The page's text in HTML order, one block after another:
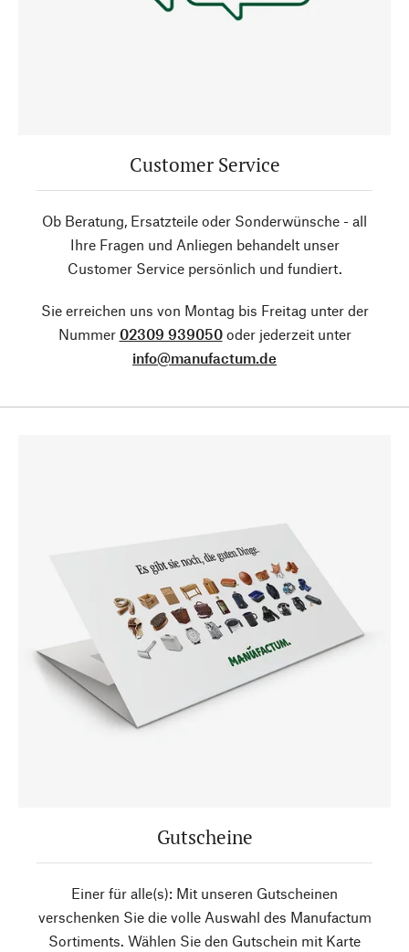
Customer Service
Ob Beratung, Ersatzteile oder Sonderwünsche - all
Ihre Fragen und Anliegen behandelt unser
Customer Service persönlich und fundiert.
Sie erreichen uns von Montag bis Freitag unter der
Nummer 02309 939050oder jederzeit unter
info@manufactum.de
Gutscheine
Einer für alle(s): Mit unseren Gutscheinen
verschenken Sie die volle Auswahl des Manufactum
Sortiments. Wählen Sie den Gutschein mit Karte